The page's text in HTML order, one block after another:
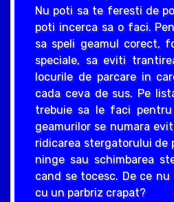
Nu poti sa te feresti de
poti incerca sa o faci.
sa speli geamul corect,
speciale, sa eviti
locurile de parcare in
cada ceva de sus. Pe
trebuie sa le faci
geamurilor se numara
ridicarea stergatorului de
ninge sau schimbarea
cand se tocesc. De ce
cu un parbriz crapat?